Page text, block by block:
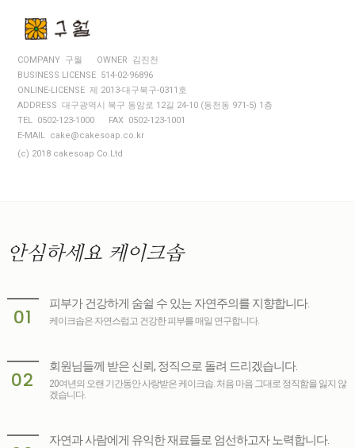
COMPANY 구월
OWNER 김진천
BUSINESS LICENSE 514-02-96896
ONLINE-LICENSE 제 2013-대구북구-0311호
ADDRESS 대구광역시 북구 동암로 12길 24-10 (동천동 971-5) 1층
TEL 0502-123-1000
FAX 0502-123-1001
E-MAIL cake@cakesoap.co.kr
(c) 2018 cakesoap Co.Ltd
안심하세요 케이크솝
01
피부가 건강하게 숨쉴 수 있는 자연주의를 지향합니다.
케이크솝은 자연스럽고 건강한 피부를 매일 연구합니다.
02
회원님들께 받은 신뢰, 정직으로 돌려 드리겠습니다.
20여년의 오랜 기간동안 사랑받은 케이크솝. 처음 마음 그대로 정직함을 잃지 않
겠습니다.
자연과 사람에게 유익한 재료들로 엄선하고자 노력합니다.